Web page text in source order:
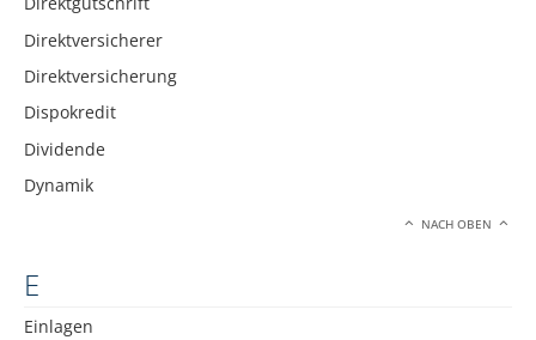
Direktversicherer
Direktversicherung
Dispokredit
Dividende
Dynamik
NACH OBEN
E
Einlagen